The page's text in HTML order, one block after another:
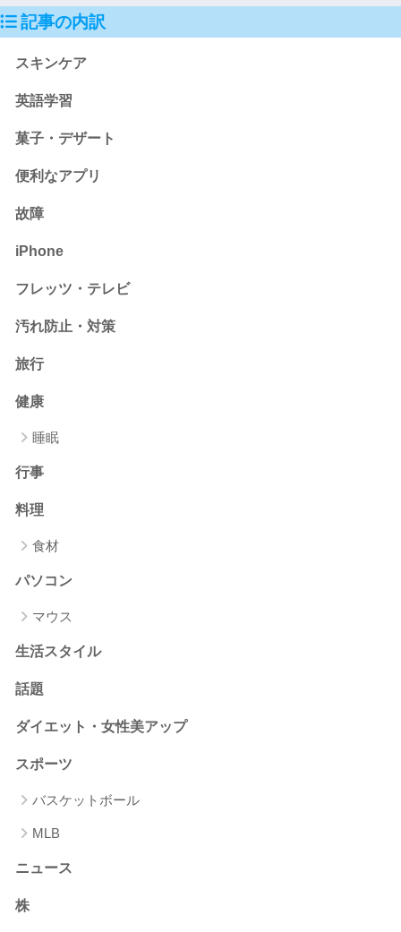
記事の内訳
スキンケア
英語学習
菓子・デザート
便利なアプリ
故障
iPhone
フレッツ・テレビ
汚れ防止・対策
旅行
健康
睡眠
行事
料理
食材
パソコン
マウス
生活スタイル
話題
ダイエット・女性美アップ
スポーツ
バスケットボール
MLB
ニュース
株